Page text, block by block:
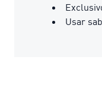
Usar